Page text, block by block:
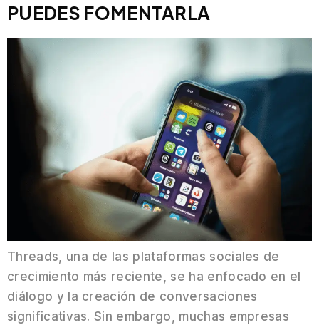
PUEDES FOMENTARLA
Threads, una de las plataformas sociales de
crecimiento más reciente, se ha enfocado en el
diálogo y la creación de conversaciones
significativas. Sin embargo, muchas empresas